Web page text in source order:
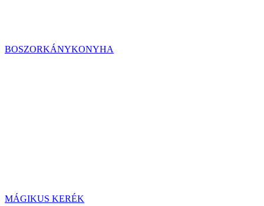
BOSZORKÁNYKONYHA
MÁGIKUS KERÉK